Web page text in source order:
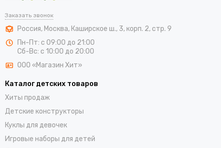
Заказать звонок
Россия, Москва, Каширское ш., 3, корп. 2, стр. 9
Пн-Пт: с 09:00 до 21:00
Сб-Вс: с 10:00 до 20:00
ООО «Магазин Хит»
Каталог детских товаров
Хиты продаж
Детские конструкторы
Куклы для девочек
Игровые наборы для детей